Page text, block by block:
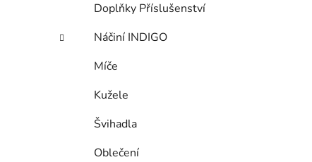
Doplňky Příslušenství
Náčiní INDIGO
Míče
Kužele
Švihadla
Oblečení